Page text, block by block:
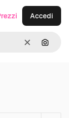
CancellaCerca
Accedi